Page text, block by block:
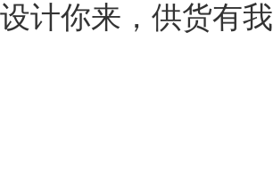
设计你来，供货有我